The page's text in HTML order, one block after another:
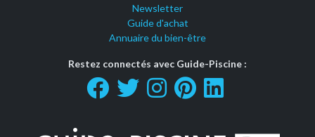
Newsletter
Guide d'achat
Annuaire du bien-être
Restez connectés avec Guide-Piscine :